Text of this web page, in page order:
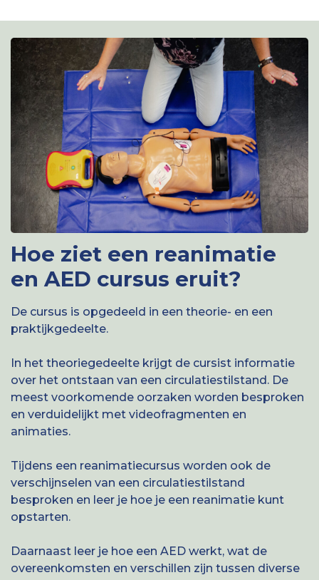
Hoe ziet een reanimatie
en AED cursus eruit?
De cursus is opgedeeld in een theorie- en een
praktijkgedeelte.
In het theoriegedeelte krijgt de cursist informatie
over het ontstaan van een circulatiestilstand. De
meest voorkomende oorzaken worden besproken
en verduidelijkt met videofragmenten en
animaties.
Tijdens een reanimatiecursus worden ook de
verschijnselen van een circulatiestilstand
besproken en leer je hoe je een reanimatie kunt
opstarten.
Daarnaast leer je hoe een AED werkt, wat de
overeenkomsten en verschillen zijn tussen diverse